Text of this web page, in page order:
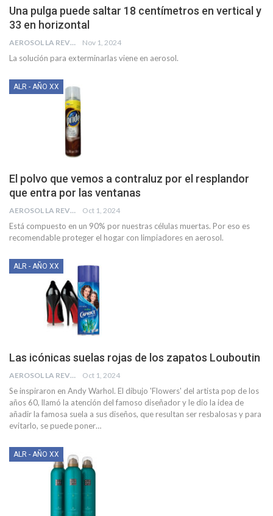
Una pulga puede saltar 18 centímetros en vertical y
33 en horizontal
AEROSOL LA REVISTA Nov 1, 2024
La solución para exterminarlas viene en aerosol.
ALR - AÑO XX
El polvo que vemos a contraluz por el resplandor
que entra por las ventanas
AEROSOL LA REVISTA Oct 1, 2024
Está compuesto en un 90% por nuestras células muertas. Por eso es
recomendable proteger el hogar con limpiadores en aerosol.
ALR - AÑO XX
Las icónicas suelas rojas de los zapatos Louboutin
AEROSOL LA REVISTA Oct 1, 2024
Se inspiraron en Andy Warhol. El dibujo 'Flowers' del artista pop de los
años 60, llamó la atención del famoso diseñador y le dio la idea de
añadir la famosa suela a sus diseños, que resultan ser resbalosas y para
evitarlo, se puede poner…
ALR - AÑO XX